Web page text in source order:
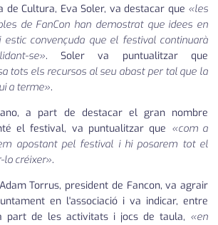
de Cultura, Eva Soler, va destacar que «les
de FanCon han demostrat que idees en
convençuda que el festival continuarà
se». Soler va puntualitzar que
tots els recursos al seu abast per tal que la
a terme».
a part de destacar el gran nombre
el festival, va puntualitzar que «com a
apostant pel festival i hi posarem tot el
lo créixer».
Torrus, president de Fancon, va agrair
en l'associació i va indicar, entre
part de les activitats i jocs de taula, «en